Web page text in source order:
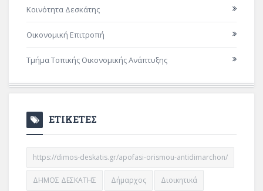
Κοινότητα Δεσκάτης
Οικονομική Επιτροπή
Τμήμα Τοπικής Οικονομικής Ανάπτυξης
ΕΤΙΚΕΤΕΣ
https://dimos-deskatis.gr/apofasi-orismou-antidimarchon/
ΔΗΜΟΣ ΔΕΣΚΑΤΗΣ Δήμαρχος Διοικητικά